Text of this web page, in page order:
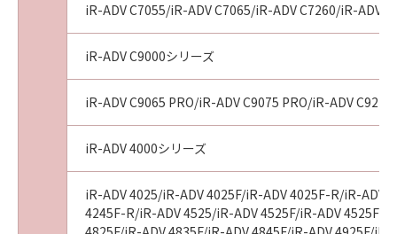
キヤノン、キヤノンの子会社、それらの販売代
理店および販売店、並びにキヤノンのライセン
サーは、お客様が「許諾ソフトウェア」を使用
した結果として生ずるあらゆる行為について、
一切の責任を明確に否認します。お客様は、ご
使用し、「許諾ソフトウェア」を使用すること
から生じた、機器の損傷またはデータ損失につ
キヤノン、キヤノンの子会社、それらの販売代
iR-ADV C7055/iR-ADV C7065/iR-ADV C7260/iR-ADV
iR-ADV C9000シリーズ
iR-ADV C9065 PRO/iR-ADV C9075 PRO/iR-ADV
iR-ADV 4000シリーズ
iR-ADV 4025/iR-ADV 4025F/iR-ADV 4025F-R/iR-ADV
4245F-R/iR-ADV 4525/iR-ADV 4525F/iR-ADV 4525F